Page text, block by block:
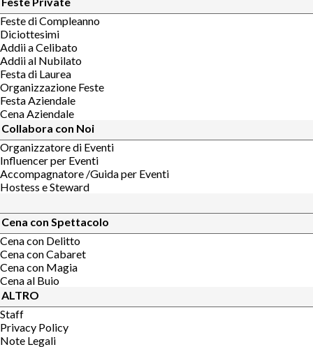
Feste di Compleanno
Diciottesimi
Addii a Celibato
Addii al Nubilato
Festa di Laurea
Organizzazione Feste
Festa Aziendale
Cena Aziendale
Collabora con Noi
Organizzatore di Eventi
Influencer per Eventi
Accompagnatore /Guida per Eventi
Hostess e Steward
Cena con Spettacolo
Cena con Delitto
Cena con Cabaret
Cena con Magia
Cena al Buio
ALTRO
Staff
Privacy Policy
Note Legali